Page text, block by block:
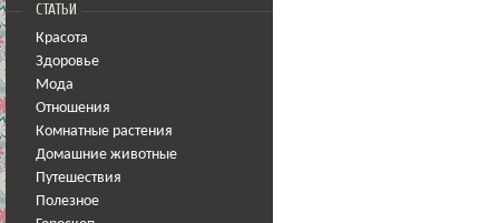
СТАТЬИ
Красота
Здоровье
Мода
Отношения
Комнатные растения
Домашние животные
Путешествия
Полезное